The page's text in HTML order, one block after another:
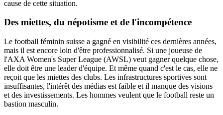
cause de cette situation.
Des miettes, du népotisme et de l'incompétence
Le football féminin suisse a gagné en visibilité ces dernières années,
mais il est encore loin d'être professionnalisé. Si une joueuse de
l'AXA Women's Super League (AWSL) veut gagner quelque chose,
elle doit être une leader d'équipe. Et même quand c'est le cas, elle ne
reçoit que les miettes des clubs. Les infrastructures sportives sont
insuffisantes, l'intérêt des médias est faible et il manque des visions
et des investissements. Les hommes veulent que le football reste un
bastion masculin.